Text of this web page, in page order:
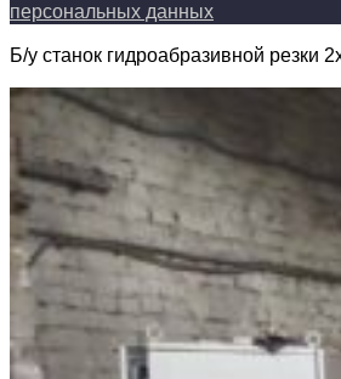
персональных данных
Б/у станок гидроабразивной резки